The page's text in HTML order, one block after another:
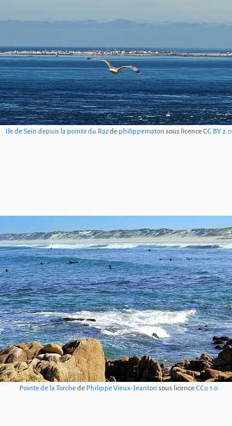
Ile de Sein depuis la pointe du Razde philippematon sous licenceCC BY 2.0
Pointe de la Torchede Philippe Vieux-Jeanton sous licenceCC0 1.0